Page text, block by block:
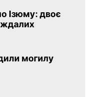
Ізюму: двоє
могилу